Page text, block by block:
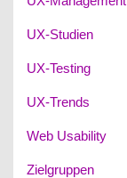
UX-Studien
UX-Testing
UX-Trends
Web Usability
Zielgruppen